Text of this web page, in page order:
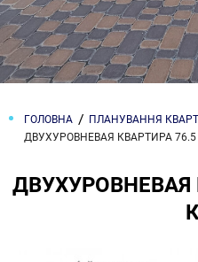
ГОЛОВНА ПЛАНУВАННЯ
ДВУХУРОВНЕВАЯ КВАРТИРА
ДВУХУРОВНЕВАЯ